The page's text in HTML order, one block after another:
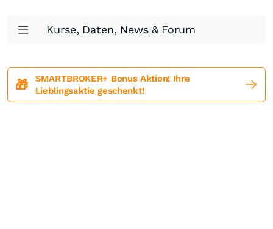
Kurse, Daten, News & Forum
🎁
SMARTBROKER+ Bonus Aktion! Ihre
Lieblingsaktie geschenkt!